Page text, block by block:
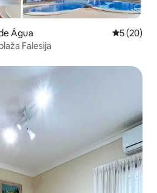
Água Prosječna
5 (20)
Falesija